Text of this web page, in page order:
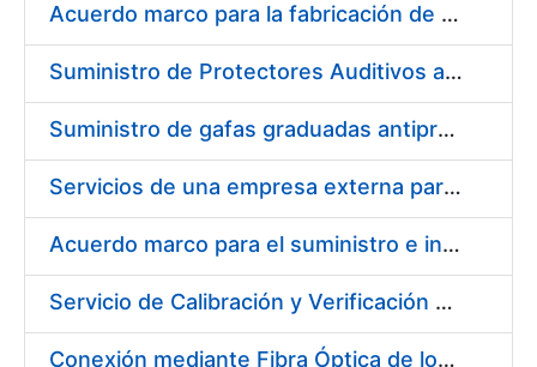
Acuerdo marco para la fabricación de piezas
Suministro de Protectores Auditivos a medida para las personas trabajadoras de los Centros de Trabajo de Madrid y Burgos
Suministro de gafas graduadas antiproyecciones para los trabajadores de la FNMT-RCM en los centros de trabajo de Madrid y Burgos
Servicios de una empresa externa para el asesoramiento y resolución de los recursos de alzada que se presentan relacionados con procesos de selección para la FNMT-RCM
Acuerdo marco para el suministro e instalación de persianas, estores y otros complementos
Servicio de Calibración y Verificación Externa de los Equipos de Medición del Servicio de Prevención de la FNMT-RCM
Conexión mediante Fibra Óptica de los Centros de Proceso de Datos (CPDs) de las sedes de la FNMT-RCM de Burgos y Madrid